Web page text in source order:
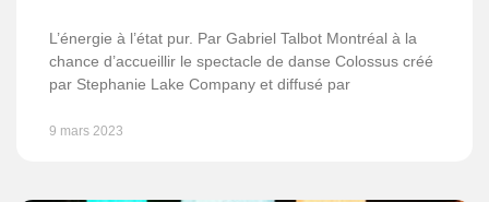
L’énergie à l’état pur. Par Gabriel Talbot Montréal à la
chance d’accueillir le spectacle de danse Colossus créé
par Stephanie Lake Company et diffusé par
9 mars 2023